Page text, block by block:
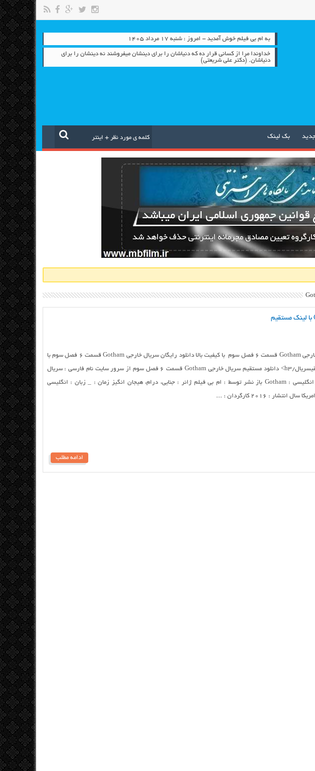
به ام بی فیلم خوش آمدید - امروز : شنبه ۱۷ مرداد ۱۴۰۵
خداوندا مرا از کسانی قرار دِه که دنیاشان را برای دینشان میفروشند نه دینشان را برای
دنیاشان. (دکتر علی شریعتی)
بک لینک
دانلودل خارجی Gotham قسمت ۶ فصل سوم با کیفیت بالا دانلود رایگان سریال خارجی Gotham قسمت ۶ فصل سوم با
لینک مستقیسریال/h3> دانلود مستقیم سریال خارجی Gotham قسمت ۶ فصل سوم از سرور سایت نام فارسی : سریال
گاتهام نام انگلیسی : Gotham باز نشر توسط : ام بی فیلم ژانر : جنایی، درام، هیجان انگیز زمان : _ زبان : انگلیسی
انتشار : ۲۰۱۶ کارگردان : ...
ادامه مطلب